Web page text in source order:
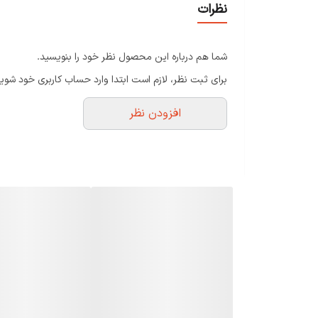
نظرات
شما هم درباره این محصول نظر خود را بنویسید.
برای ثبت نظر، لازم است ابتدا وارد حساب کاربری خود
افزودن نظر